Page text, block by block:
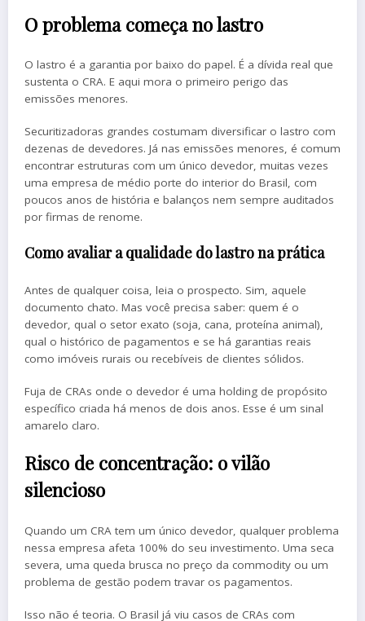
O problema começa no lastro
O lastro é a garantia por baixo do papel. É a dívida real que
sustenta o CRA. E aqui mora o primeiro perigo das
emissões menores.
Securitizadoras grandes costumam diversificar o lastro com
dezenas de devedores. Já nas emissões menores, é comum
encontrar estruturas com um único devedor, muitas vezes
uma empresa de médio porte do interior do Brasil, com
poucos anos de história e balanços nem sempre auditados
por firmas de renome.
Como avaliar a qualidade do lastro na prática
Antes de qualquer coisa, leia o prospecto. Sim, aquele
documento chato. Mas você precisa saber: quem é o
devedor, qual o setor exato (soja, cana, proteína animal),
qual o histórico de pagamentos e se há garantias reais
como imóveis rurais ou recebíveis de clientes sólidos.
Fuja de CRAs onde o devedor é uma holding de propósito
específico criada há menos de dois anos. Esse é um sinal
amarelo claro.
Risco de concentração: o vilão
silencioso
Quando um CRA tem um único devedor, qualquer problema
nessa empresa afeta 100% do seu investimento. Uma seca
severa, uma queda brusca no preço da commodity ou um
problema de gestão podem travar os pagamentos.
Isso não é teoria. O Brasil já viu casos de CRAs com